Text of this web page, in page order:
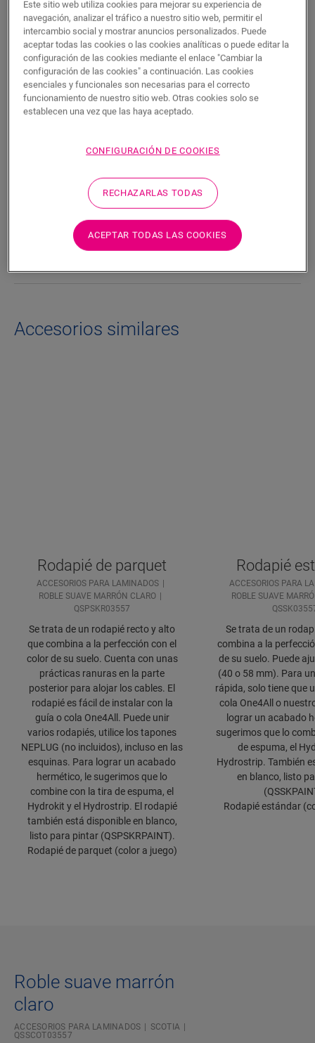
Características del producto
Este rodapié Scotia es un rodapié discreto que combina a la
perfección con el color de su suelo. Un rodapié Scotia también
puede resultar útil como remate en combinación con rodapiés
ya existentes. Es fácil de instalar con la cola One4All. Para
de espuma, el Hydrokit y el Hydrostrip. Este rodapié Scotia
también está disponible en blanco, listo para pintar
Dimensiones
Accesorios similares
Rodapié de parquet
ACCESORIOS PARA LAMINADOS
ROBLE SUAVE MARRÓN CLARO
QSPSKR03557
Se trata de un rodapié recto y alto
que combina a la perfección con el
color de su suelo. Cuenta con unas
prácticas ranuras en la parte
posterior para alojar los cables. El
rodapié es fácil de instalar con la
guía o cola One4All. Puede unir
varios rodapiés, utilice los tapones
NEPLUG (no incluidos), incluso en las
esquinas. Para lograr un acabado
hermético, le sugerimos que lo
combine con la tira de espuma, el
Hydrokit y el Hydrostrip. El rodapié
también está disponible en blanco,
listo para pintar (QSPSKRPAINT).
Rodapié de parquet (color a juego)
Rodapié
ACCESORIOS PARA
ROBLE SUAVE
Se trata de un
combina a la
de su suelo. Puede
(40 o 58 mm). Para
rápida, solo tiene que
cola One4All o
lograr un acabado
sugerimos que lo
de espuma, el
Hydrostrip. También
en blanco, listo
Rodapié estándar
Roble suave marrón
claro
ACCESORIOS PARA LAMINADOS
SCOTIA
QSSCOT03557
Este sitio web utiliza cookies para mejorar su experiencia de
navegación, analizar el tráfico a nuestro sitio web, permitir el
intercambio social y mostrar anuncios personalizados. Puede
aceptar todas las cookies o las cookies analíticas o puede editar la
configuración de las cookies mediante el enlace "Cambiar la
configuración de las cookies" a continuación. Las cookies
esenciales y funcionales son necesarias para el correcto
funcionamiento de nuestro sitio web. Otras cookies solo se
establecen una vez que las haya aceptado.
CONFIGURACIÓN DE COOKIES
RECHAZARLAS TODAS
ACEPTAR TODAS LAS COOKIES